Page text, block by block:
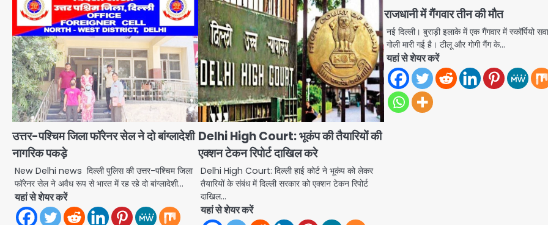
उत्तर-पश्चिम जिला फॉरेनर सेल ने दो बांग्लादेशी
नागरिक पकड़े
New Delhi news दिल्ली पुलिस की उत्तर-पश्चिम जिला
फॉरेनर सेल ने अवैध रूप से भारत में रह रहे दो बांग्लादेशी…
यहां से शेयर करें
Delhi High Court: भूकंप की तैयारियों की
एक्शन टेकन रिपोर्ट दाखिल करे
Delhi High Court: दिल्ली हाई कोर्ट ने भूकंप को लेकर
तैयारियों के संबंध में दिल्ली सरकार को एक्शन टेकन रिपोर्ट
दाखिल…
यहां से शेयर करें
राजधानी में गैंगवार तीन की मौत
नई दिल्ली। बुराड़ी इलाके में एक गैंगवार में स्कॉर्पियो
गोली मारी गई है। टीलू और गोगी गैंग के…
यहां से शेयर करें